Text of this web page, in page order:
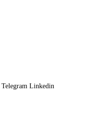
Telegram Linkedin